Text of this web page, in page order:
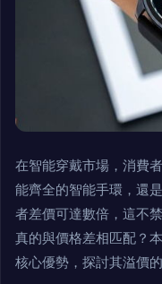
在智能穿戴市場，消費
能齊全的智能手環，還
者差價可達數倍，這不
真的與價格差相匹配？
核心優勢，探討其溢價的